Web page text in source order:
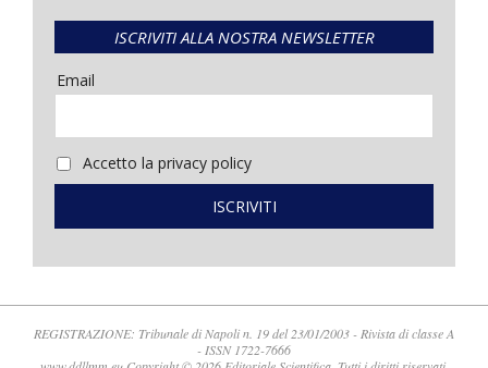
ISCRIVITI ALLA NOSTRA NEWSLETTER
Email
Accetto la privacy policy
REGISTRAZIONE: Tribunale di Napoli n. 19 del 23/01/2003 - Rivista di classe A
- ISSN 1722-7666